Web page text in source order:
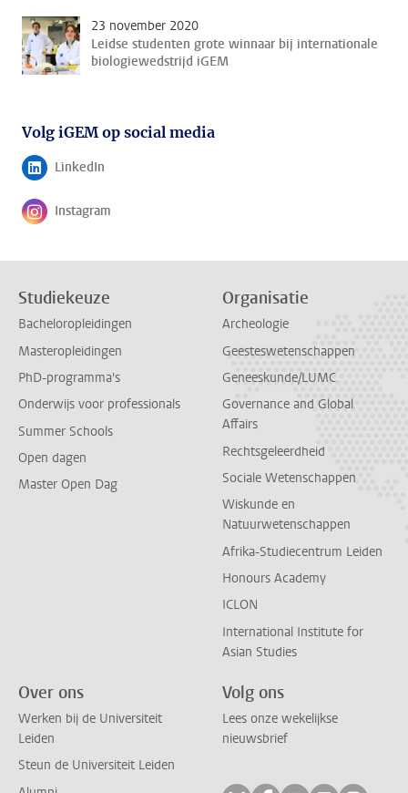
23 november 2020
Leidse studenten grote winnaar bij internationale
biologiewedstrijd iGEM
Volg iGEM op social media
LinkedIn
Volg ons op
Instagram
Studiekeuze
Bacheloropleidingen
Masteropleidingen
PhD-programma's
Onderwijs voor professionals
Summer Schools
Open dagen
Master Open Dag
Organisatie
Archeologie
Geesteswetenschappen
Geneeskunde/LUMC
Governance and Global
Affairs
Rechtsgeleerdheid
Sociale Wetenschappen
Wiskunde en
Natuurwetenschappen
Afrika-Studiecentrum Leiden
Honours Academy
ICLON
International Institute for
Asian Studies
Over ons
Werken bij de Universiteit
Leiden
Steun de Universiteit Leiden
Volg ons
Lees onze wekelijkse
nieuwsbrief